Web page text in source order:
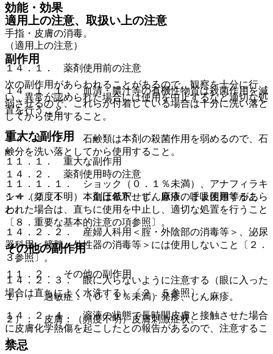
適用上の注意、取扱い上の注意
（適用上の注意）
１４．１． 薬剤使用前の注意
１４．１．１． 血清・膿汁等の有機性物質は殺菌作用を減
弱させるので、これらが付着している場合は十分に洗い落と
してから使用すること。
１４．１．２． 石鹸類は本剤の殺菌作用を弱めるので、石
鹸分を洗い落としてから使用すること。
１４．２． 薬剤使用時の注意
１４．２．１． 本剤は希釈せず、原液のまま使用するこ
と。
１４．２．２． 産婦人科用＜腟・外陰部の消毒等＞、泌尿
器科用＜膀胱・外性器の消毒等＞には使用しないこと〔２．
３参照〕。
１４．２．３． 眼に入らないように注意する（眼に入った
場合は直ちによく水洗する）〔２．５参照〕。
１４．２．４． 溶液の状態で長時間皮膚と接触させた場合
に皮膚化学熱傷を起こしたとの報告があるので、注意するこ
と。
効能・効果
手指・皮膚の消毒。
副作用
次の副作用があらわれることがあるので、観察を十分に行
い、異常が認められた場合には使用を中止するなど適切な処
置を行うこと。
重大な副作用
１１．１． 重大な副作用
１１．１．１． ショック（０．１％未満）、アナフィラキ
シー（頻度不明）：血圧低下、じん麻疹、呼吸困難等があら
われた場合は、直ちに使用を中止し、適切な処置を行うこと
〔８．重要な基本的注意の項参照〕。
その他の副作用
１１．２． その他の副作用
１）． 過敏症：（０．１％未満）発疹、じん麻疹。
２）． 皮膚：（頻度不明）皮膚刺激症状。
禁忌